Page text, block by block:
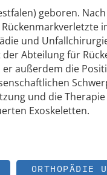
geboren.
und
Abteilung für
außerdem die
und die
Exoskeletten.
ORTHOPÄDIE